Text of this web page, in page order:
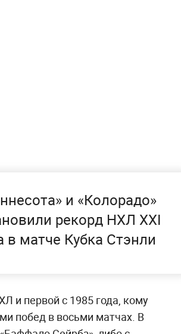
и «Колорадо»
рекорд НХЛ XXI
в матче Кубка Стэнли
и первой с 1985 года, кому
побед в восьми матчах. В